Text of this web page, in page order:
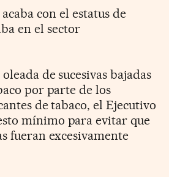
con el estatus de
en el sector
de sucesivas bajadas
por parte de los
de tabaco, el Ejecutivo
mínimo para evitar que
fueran excesivamente